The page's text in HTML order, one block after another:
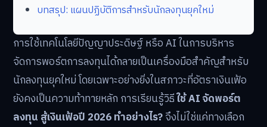
บทสรุป: แผนปฏิบัติการสำหรับนักลงทุนยุคใหม่
การใช้เทคโนโลยีปัญญาประดิษฐ์ หรือ AI ในการบริหาร
จัดการพอร์ตการลงทุนได้กลายเป็นเครื่องมือสำคัญสำหรับ
นักลงทุนยุคใหม่ โดยเฉพาะอย่างยิ่งในสภาวะที่อัตราเงินเฟ้อ
ยังคงเป็นความท้าทายหลัก การเรียนรู้วิธีใช้ AI จัดพอร์ต
ลงทุน สู้เงินเฟ้อปี 2026 ทำอย่างไร?จึงไม่ใช่แค่ทางเลือก